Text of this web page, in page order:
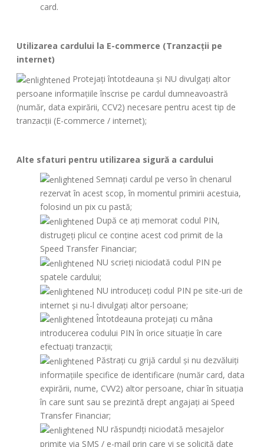
card.
Utilizarea cardului la E-commerce (Tranzacții pe
internet)
Protejați întotdeauna și NU divulgați altor
persoane informațiile înscrise pe cardul dumneavoastră
(număr, data expirării, CCV2) necesare pentru acest tip de
tranzacții (E-commerce / internet);
Alte sfaturi pentru utilizarea sigură a cardului
Semnați cardul pe verso în chenarul
rezervat în acest scop, în momentul primirii acestuia,
folosind un pix cu pastă;
După ce ați memorat codul PIN,
distrugeți plicul ce conţine acest cod primit de la
Speed Transfer Financiar;
NU scrieți niciodată codul PIN pe
spatele cardului;
NU introduceți codul PIN pe site-uri de
internet şi nu-l divulgați altor persoane;
Întotdeauna protejați cu mâna
introducerea codului PIN în orice situație în care
efectuați tranzacţii;
Păstrați cu grijă cardul şi nu dezvăluiți
informaţiile specifice de identificare (număr card, data
expirării, nume, CVV2) altor persoane, chiar în situația
în care sunt sau se prezintă drept angajaţi ai Speed
Transfer Financiar;
NU răspundți niciodată mesajelor
primite via SMS / e-mail prin care vi se solicită date